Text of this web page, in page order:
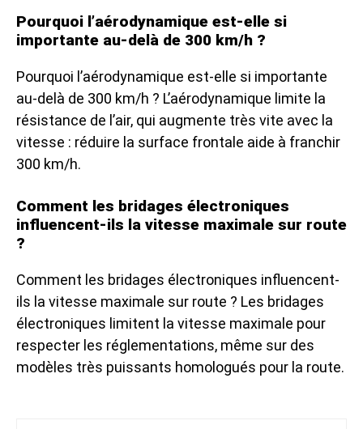
Pourquoi l’aérodynamique est-elle si
importante au-delà de 300 km/h ?
Pourquoi l’aérodynamique est-elle si importante
au-delà de 300 km/h ? L’aérodynamique limite la
résistance de l’air, qui augmente très vite avec la
vitesse : réduire la surface frontale aide à franchir
300 km/h.
Comment les bridages électroniques
influencent-ils la vitesse maximale sur route
?
Comment les bridages électroniques influencent-
ils la vitesse maximale sur route ? Les bridages
électroniques limitent la vitesse maximale pour
respecter les réglementations, même sur des
modèles très puissants homologués pour la route.